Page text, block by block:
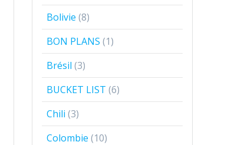
Bolivie (8)
BON PLANS (1)
Brésil (3)
BUCKET LIST (6)
Chili (3)
Colombie (10)